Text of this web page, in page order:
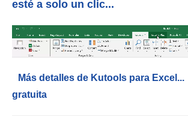
esté a solo un clic...
Más detalles de Kutools para Excel...
gratuita